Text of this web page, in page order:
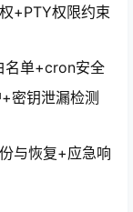
+PTY权限约束
名单+cron安全
密钥泄漏检测
与恢复+应急响